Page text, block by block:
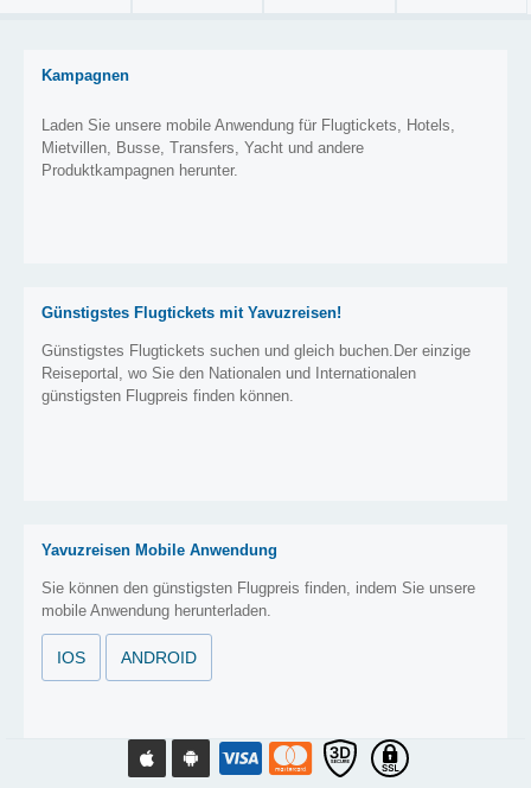
Kampagnen
Laden Sie unsere mobile Anwendung für Flugtickets, Hotels,
Mietvillen, Busse, Transfers, Yacht und andere
Produktkampagnen herunter.
Günstigstes Flugtickets mit Yavuzreisen!
Günstigstes Flugtickets suchen und gleich buchen.Der einzige
Reiseportal, wo Sie den Nationalen und Internationalen
günstigsten Flugpreis finden können.
Yavuzreisen Mobile Anwendung
Sie können den günstigsten Flugpreis finden, indem Sie unsere
mobile Anwendung herunterladen.
IOS ANDROID